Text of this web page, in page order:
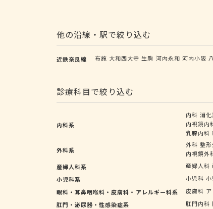
他の沿線・駅で絞り込む
近鉄奈良線 布施 大和西大寺 生駒 河内永和 河内小阪
診療科目で絞り込む
内科系
内科 消
内視鏡内
乳腺内科
外科系
外科 整
内視鏡外
産婦人科系
産婦人科
小児科系
小児科
眼科・耳鼻咽喉科・皮膚科・アレルギー科系
皮膚科
肛門・泌尿器・性感染症系
肛門内科